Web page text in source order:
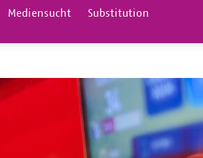
Mediensucht Substitution